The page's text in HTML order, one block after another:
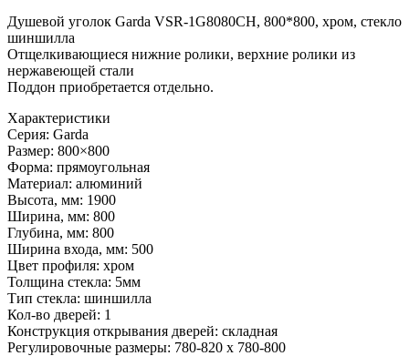
Душевой уголок Garda VSR-1G8080CH, 800*800, хром, стекло
шиншилла
Отщелкивающиеся нижние ролики, верхние ролики из
нержавеющей стали
Поддон приобретается отдельно.
Характеристики
Серия: Garda
Размер: 800×800
Форма: прямоугольная
Материал: алюминий
Высота, мм: 1900
Ширина, мм: 800
Глубина, мм: 800
Ширина входа, мм: 500
Цвет профиля: хром
Толщина стекла: 5мм
Тип стекла: шиншилла
Кол-во дверей: 1
Конструкция открывания дверей: складная
Регулировочные размеры: 780-820 x 780-800